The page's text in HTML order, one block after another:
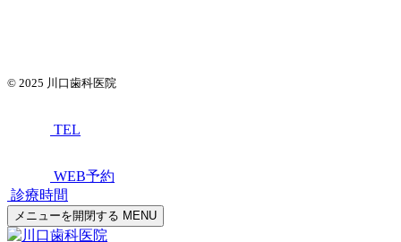
© 2025 川口歯科医院
TEL
WEB予約
診療時間
メニューを開閉する MENU